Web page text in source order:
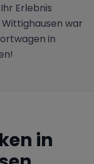
Erlebnis
war
in
in